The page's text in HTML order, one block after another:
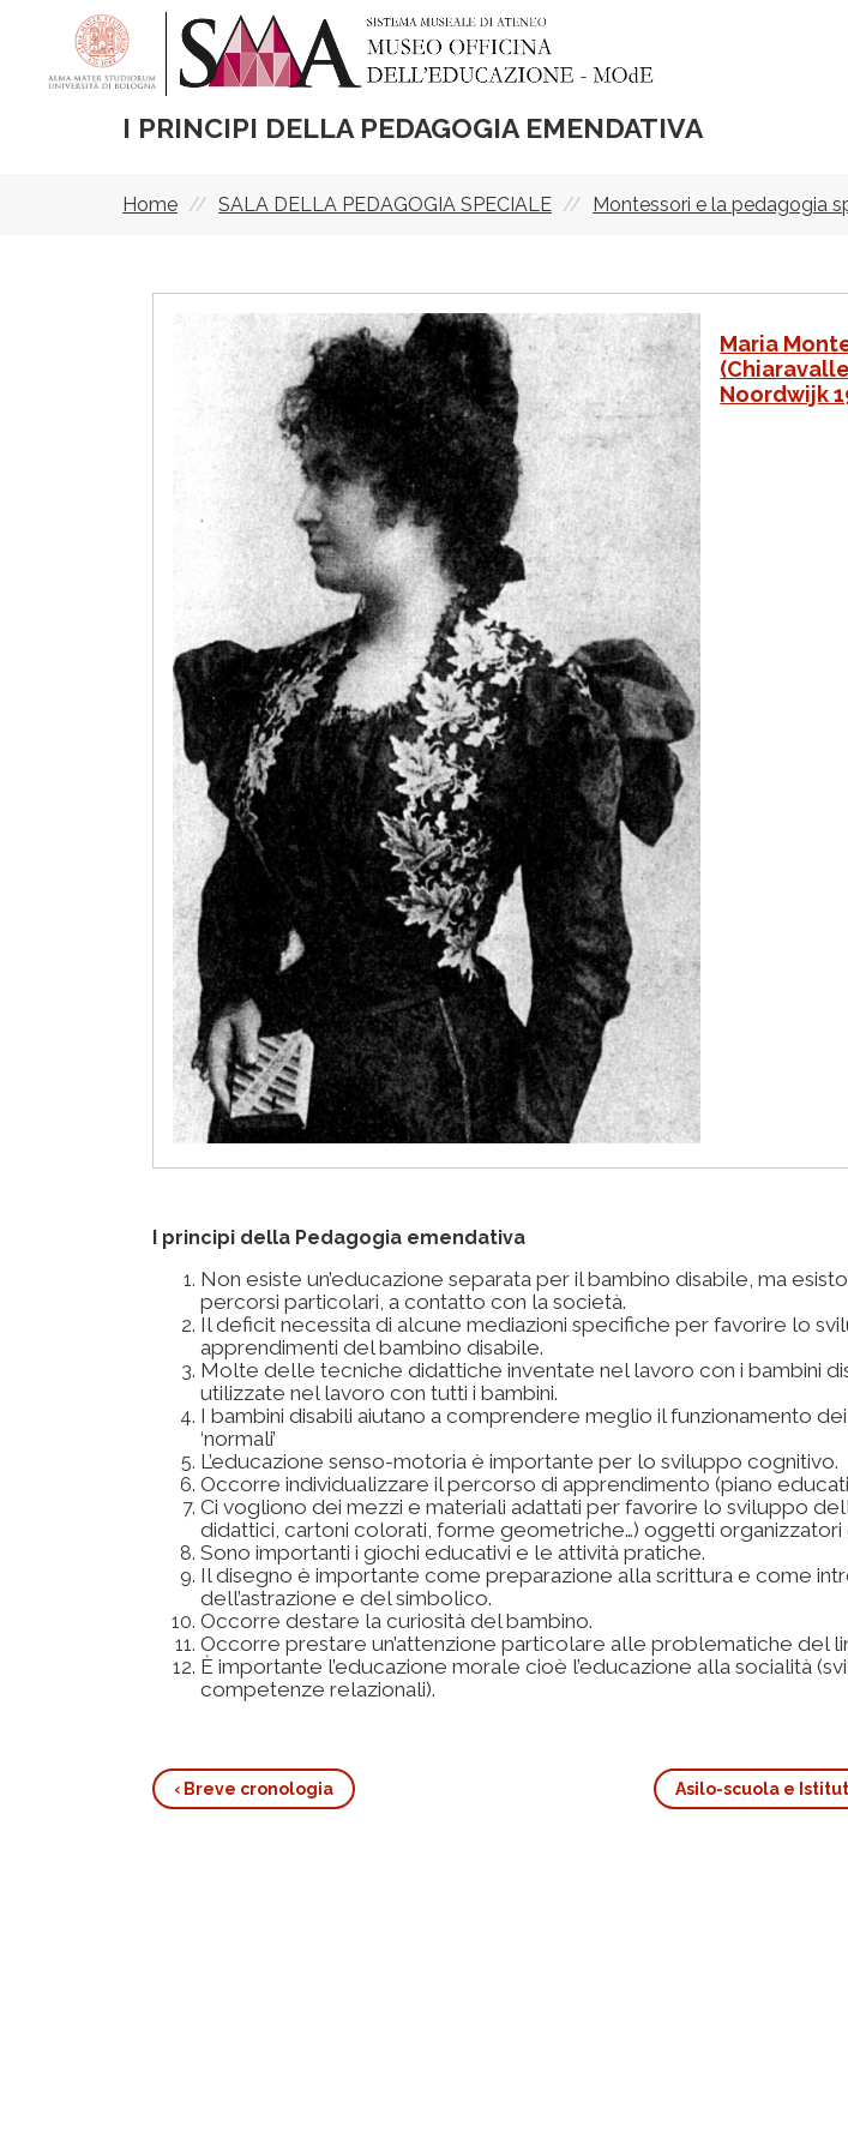
content
I PRINCIPI DELLA PEDAGOGIA EMENDATIVA
Breadcrumb
Home SALA DELLA PEDAGOGIA SPECIALE Montessori e la pedagogia
Maria
Noordwijk
I principi della Pedagogia emendativa
Non esiste un’educazione separata per il bambino disabile, ma
percorsi particolari, a contatto con la società.
Il deficit necessita di alcune mediazioni specifiche per favorire lo
apprendimenti del bambino disabile.
Molte delle tecniche didattiche inventate nel lavoro con i bambini
utilizzate nel lavoro con tutti i bambini.
I bambini disabili aiutano a comprendere meglio il funzionamento
‘normali’
L’educazione senso-motoria è importante per lo sviluppo cognitivo.
Occorre individualizzare il percorso di apprendimento (piano
Ci vogliono dei mezzi e materiali adattati per favorire lo sviluppo
didattici, cartoni colorati, forme geometriche…) oggetti
Sono importanti i giochi educativi e le attività pratiche.
Il disegno è importante come preparazione alla scrittura e come
dell’astrazione e del simbolico.
Occorre destare la curiosità del bambino.
Occorre prestare un’attenzione particolare alle problematiche del
È importante l’educazione morale cioè l’educazione alla socialità
competenze relazionali).
Book
‹ Breve cronologia Asilo-scuola e